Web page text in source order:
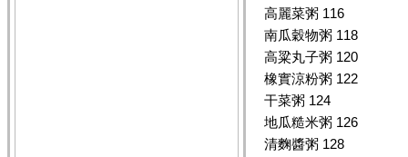
高麗菜粥 116
南瓜穀物粥 118
高粱丸子粥 120
橡實涼粉粥 122
干菜粥 124
地瓜糙米粥 126
清麴醬粥 128